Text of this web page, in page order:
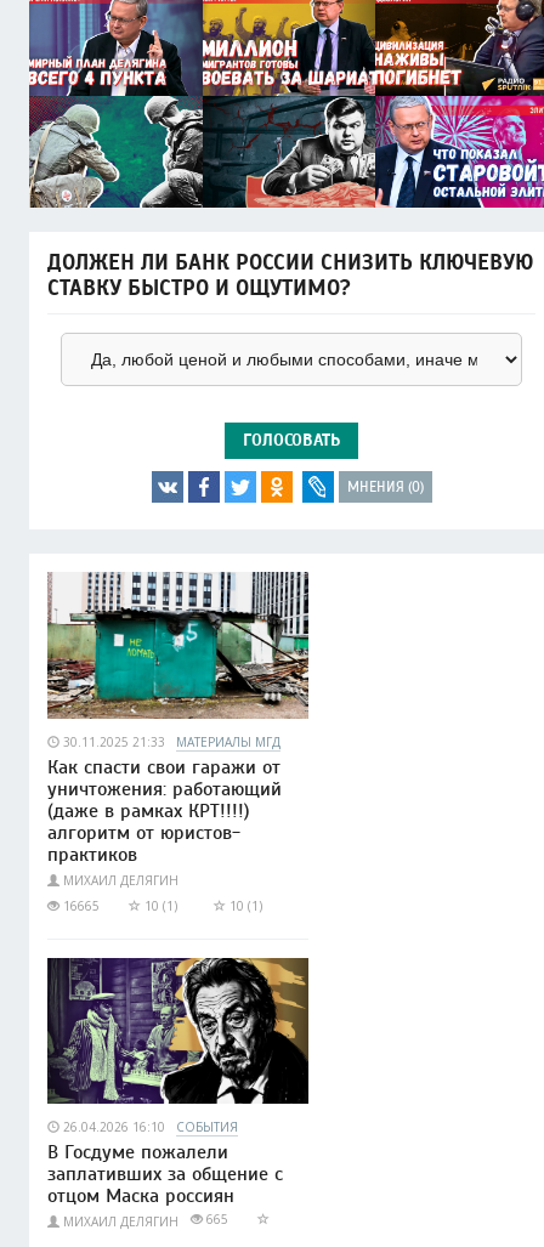
ДОЛЖЕН ЛИ БАНК РОССИИ СНИЗИТЬ КЛЮЧЕВУЮ
СТАВКУ БЫСТРО И ОЩУТИМО?
ГОЛОСОВАТЬ
МНЕНИЯ (0)
30.11.2025 21:33 МАТЕРИАЛЫ МГД
Как спасти свои гаражи от
уничтожения: работающий
(даже в рамках КРТ!!!!)
алгоритм от юристов-
практиков
МИХАИЛ ДЕЛЯГИН
16665
10 (1) 10 (1)
26.04.2026 16:10 СОБЫТИЯ
В Госдуме пожалели
заплативших за общение с
отцом Маска россиян
МИХАИЛ ДЕЛЯГИН 665